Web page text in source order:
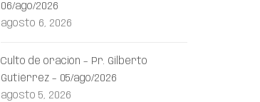
06/ago/2026
agosto 6, 2026
Culto de oración – Pr. Gilberto
Gutiérrez – 05/ago/2026
agosto 5, 2026